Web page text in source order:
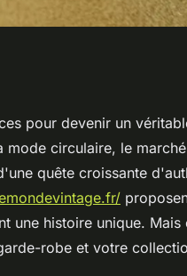
pour devenir un
mode circulaire, le
quête croissante
une histoire unique.
robe et votre